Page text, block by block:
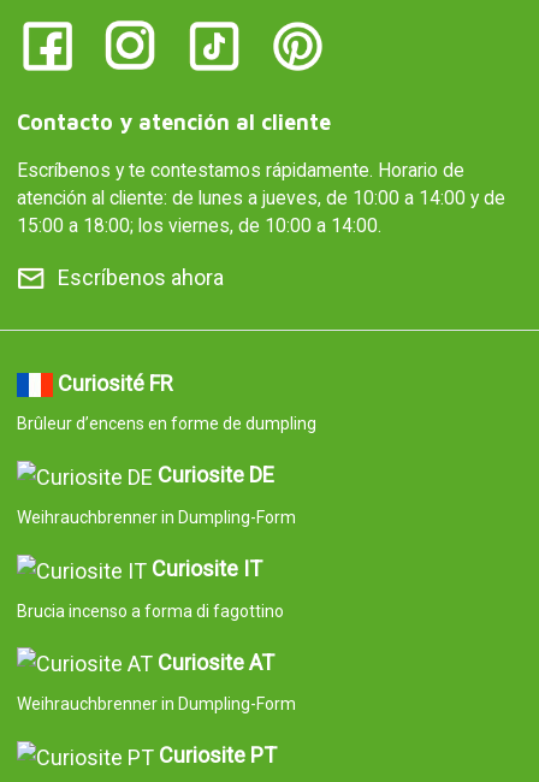
Contacto y atención al cliente
Escríbenos y te contestamos rápidamente. Horario de
atención al cliente: de lunes a jueves, de 10:00 a 14:00 y de
15:00 a 18:00; los viernes, de 10:00 a 14:00.
Escríbenos ahora
Curiosité FR
Brûleur d’encens en forme de dumpling
Curiosite DE
Weihrauchbrenner in Dumpling-Form
Curiosite IT
Brucia incenso a forma di fagottino
Curiosite AT
Weihrauchbrenner in Dumpling-Form
Curiosite PT